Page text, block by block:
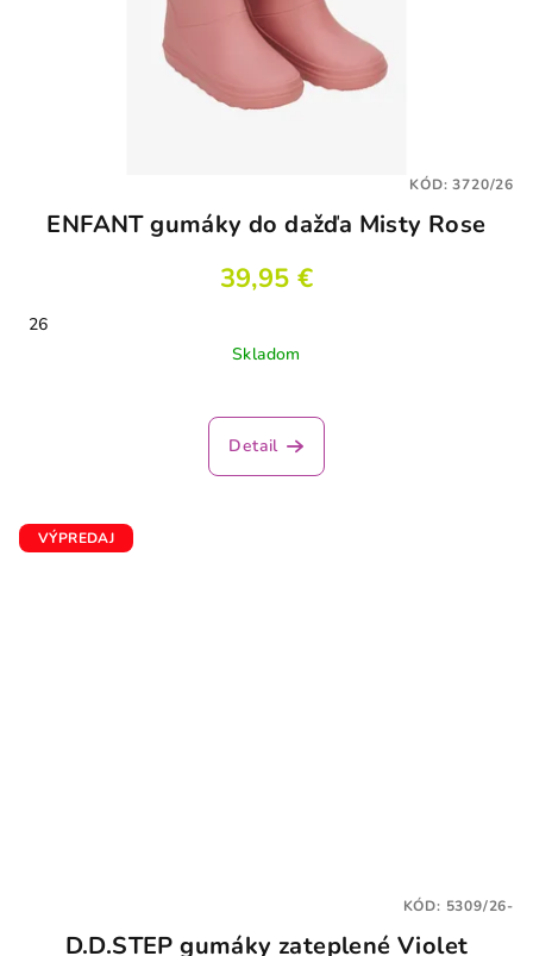
ENFANT gumáky do dažďa Misty Rose
39,95 €
26
Skladom
Detail
KÓD:3720/26
VÝPREDAJ
D.D.STEP gumáky zateplené Violet
KÓD: 5309/26-